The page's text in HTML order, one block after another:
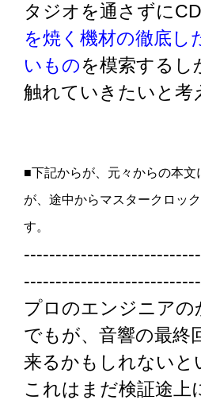
タジオを通さずに
を焼く機材の徹底し
いものを模索するし
触れていきたいと考
■下記からが、元々からの本
が、途中からマスタークロッ
す。
プロのエンジニア
でもが、音響の最終
来るかもしれない
これはまだ検証途上